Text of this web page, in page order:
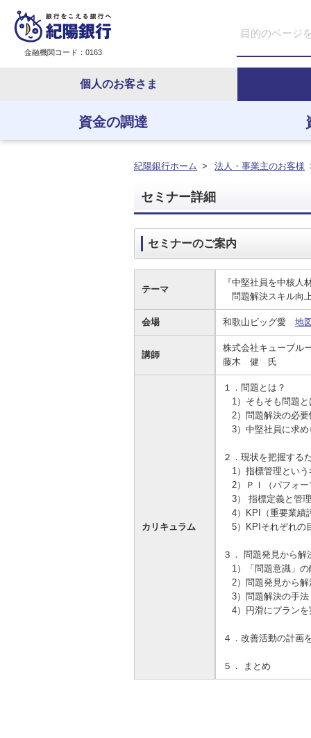
金融機関コード：0163
個人のお客さま
資金の調達
資金の調達
資金の調達
お客さまのさまざまな資金ニーズに応
じたご提案をさせていただきます。
資金の運用
資金の運用
資金の運用に必要な商品、定期預金、
投資信託などをご紹介します。
経営・事業支援
経営・事業支援
法人・事業主のお客さまへ情報のご提
供や課題解決のご支援をいたします。
ＥＢサービス
ＥＢサービス
その他各種サービスをご紹介します。
紀陽銀行ホーム > 法人・事業主のお客様
セミナー詳細
セミナーのご案内
テーマ
『中堅社員を中核人
問題解決スキル向
会場 和歌山ビッグ愛 地
講師
株式会社キューブル
藤木 健 氏
カリキュラム
１．問題とは？
1）そもそも問題と
2）問題解決の必要
3）中堅社員に求め
２．現状を把握する
1）指標管理という
2）ＰＩ（パフォー
3） 指標定義と管
4）KPI（重要業績
5）KPIそれぞれの
３． 問題発見から解
1）「問題意識」の
2）問題発見から解
3）問題解決の手
4）円滑にプランを
４．改善活動の計画
５． まとめ